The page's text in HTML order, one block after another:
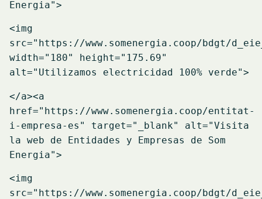
Energia">
<img
src="https://www.somenergia.coop/bdgt/
width="180" height="175.69"
alt="Utilizamos electricidad 100% verde">
</a><a
href="https://www.somenergia.coop/entitat-
i-empresa-es" target="_blank" alt="Visita
la web de Entidades y Empresas de Som
Energia">
<img
src="https://www.somenergia.coop/bdgt/